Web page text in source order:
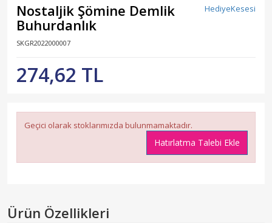
HediyeKesesi
Nostaljik Şömine Demlik
Buhurdanlık
SKGR2022000007
274,62 TL
Geçici olarak stoklarımızda bulunmamaktadır.
Hatırlatma Talebi Ekle
Ürün Özellikleri